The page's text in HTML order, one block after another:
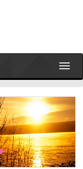
T
o
g
l
n
a
v
i
g